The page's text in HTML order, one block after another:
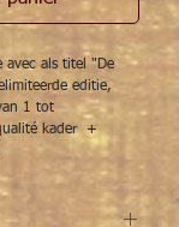
avec als titel "De
editie,
1 tot
kader +